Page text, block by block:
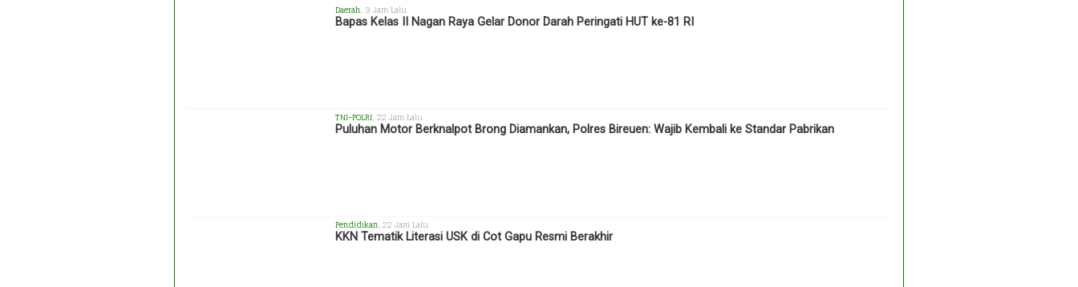
Daerah , 3 Jam Lalu
Bapas Kelas II Nagan Raya Gelar Donor Darah Peringati HUT ke-81 RI
TNI-POLRI , 22 Jam Lalu
Puluhan Motor Berknalpot Brong Diamankan, Polres Bireuen: Wajib Kembali ke Standar Pabrikan
Pendidikan , 22 Jam Lalu
KKN Tematik Literasi USK di Cot Gapu Resmi Berakhir